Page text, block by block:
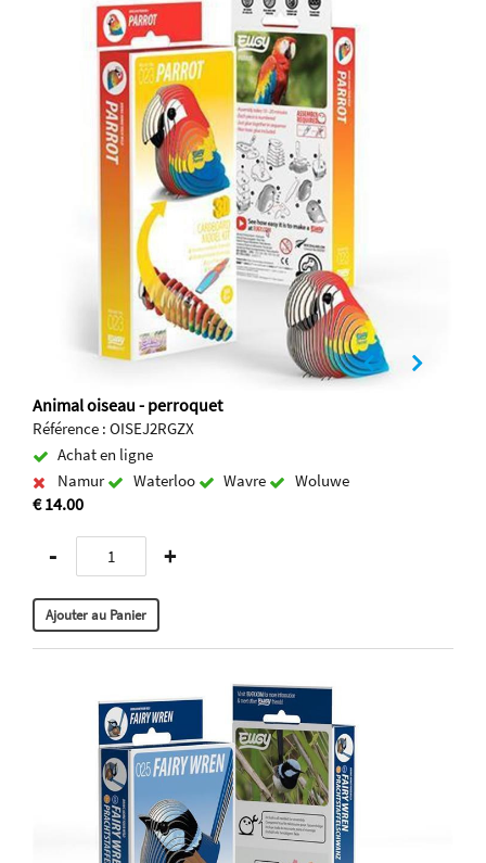
Animal oiseau - perroquet
Référence : OISEJ2RGZX
Achat en ligne
Namur
Waterloo Wavre Woluwe
€ 14.00
- +